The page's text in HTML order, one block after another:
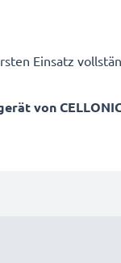
Einsatz
von